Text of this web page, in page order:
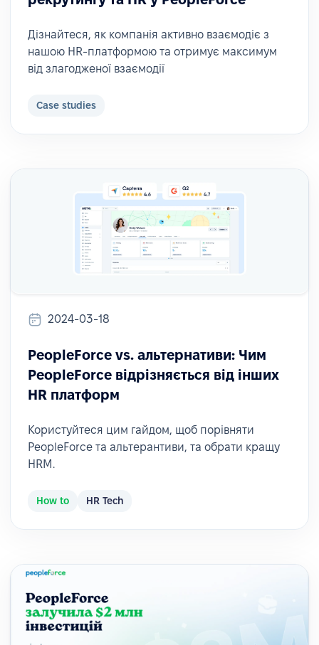
Дізнайтеся, як компанія активно взаємодіє з
нашою HR-платформою та отримує максимум
від злагодженої взаємодії
Case studies
2024-03-18
PeopleForce vs. альтернативи: Чим
PeopleForce відрізняється від інших
HR платформ
Користуйтеся цим гайдом, щоб порівняти
PeopleForce та альтерантиви, та обрати кращу
HRM.
How to HR Tech